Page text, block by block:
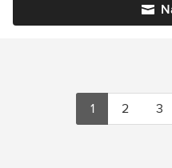
1 2 3